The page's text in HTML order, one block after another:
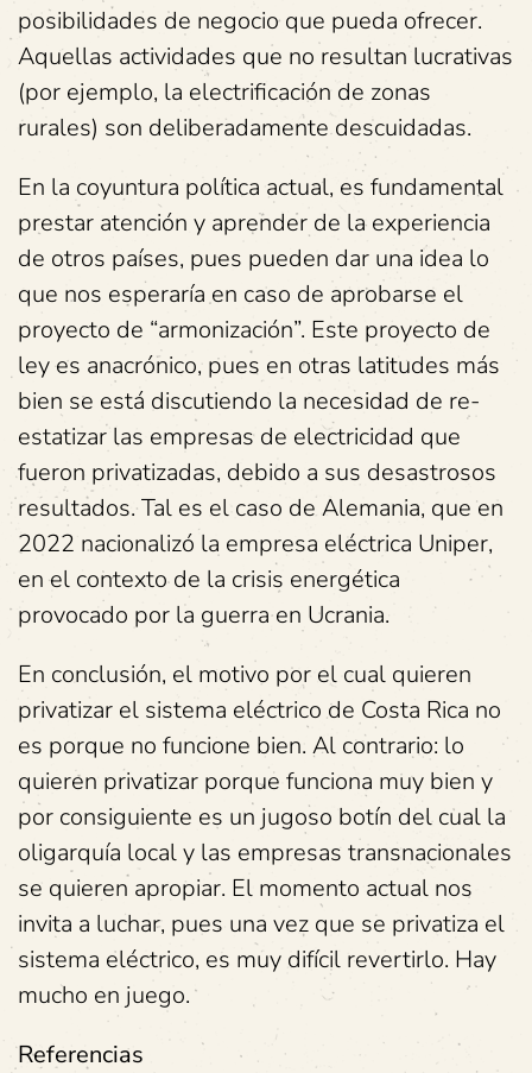
posibilidades de negocio que pueda ofrecer.
Aquellas actividades que no resultan lucrativas
(por ejemplo, la electrificación de zonas
rurales) son deliberadamente descuidadas.
En la coyuntura política actual, es fundamental
prestar atención y aprender de la experiencia
de otros países, pues pueden dar una idea lo
que nos esperaría en caso de aprobarse el
proyecto de “armonización”. Este proyecto de
ley es anacrónico, pues en otras latitudes más
bien se está discutiendo la necesidad de re-
estatizar las empresas de electricidad que
fueron privatizadas, debido a sus desastrosos
resultados. Tal es el caso de Alemania, que en
2022 nacionalizó la empresa eléctrica Uniper,
en el contexto de la crisis energética
provocado por la guerra en Ucrania.
En conclusión, el motivo por el cual quieren
privatizar el sistema eléctrico de Costa Rica no
es porque no funcione bien. Al contrario: lo
quieren privatizar porque funciona muy bien y
por consiguiente es un jugoso botín del cual la
oligarquía local y las empresas transnacionales
se quieren apropiar. El momento actual nos
invita a luchar, pues una vez que se privatiza el
sistema eléctrico, es muy difícil revertirlo. Hay
mucho en juego.
Referencias